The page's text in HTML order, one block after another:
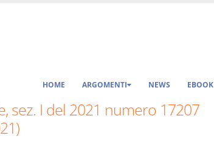
HOME ARGOMENTI NEWS EBOOK
sez. I del 2021 numero 17207